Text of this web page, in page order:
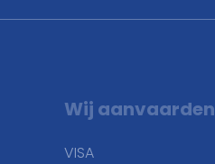
Wij aanvaarden
VISA